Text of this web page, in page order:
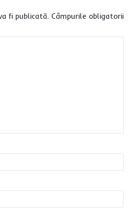
fi publicată. Câmpurile obligatorii